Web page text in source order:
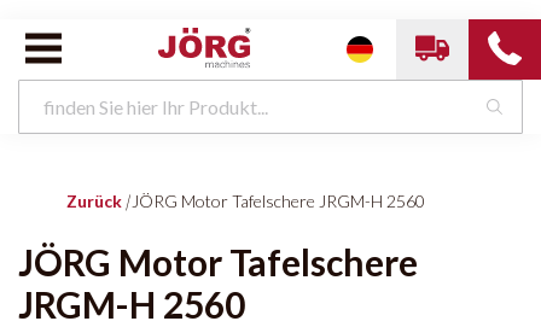
Zurück | JÖRG Motor Tafelschere JRGM-H 2560
JÖRG Motor Tafelschere
JRGM-H 2560